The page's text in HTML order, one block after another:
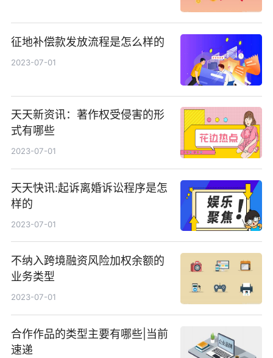
征地补偿款发放流程是怎么样的
2023-07-01
天天新资讯：著作权受侵害的形
式有哪些
2023-07-01
天天快讯:起诉离婚诉讼程序是怎
样的
2023-07-01
不纳入跨境融资风险加权余额的
业务类型
2023-07-01
合作作品的类型主要有哪些|当前
速递